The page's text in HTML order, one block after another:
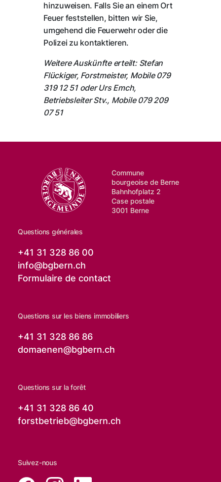
hinzuweisen. Falls Sie an einem Ort
Feuer feststellen, bitten wir Sie,
umgehend die Feuerwehr oder die
Polizei zu kontaktieren.
Weitere Auskünfte erteilt: Stefan
Flückiger, Forstmeister, Mobile 079
319 12 51 oder Urs Emch,
Betriebsleiter Stv., Mobile 079 209
07 51
Commune
bourgeoise de Berne
Bahnhofplatz 2
Case postale
3001 Berne
Questions générales
+41 31 328 86 00
info@bgbern.ch
Formulaire de contact
Questions sur les biens immobiliers
+41 31 328 86 86
domaenen@bgbern.ch
Questions sur la forêt
+41 31 328 86 40
forstbetrieb@bgbern.ch
Suivez-nous